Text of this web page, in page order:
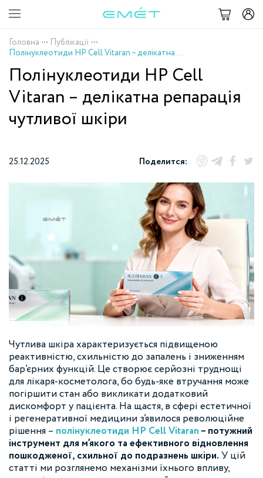
Головна ••• Публікації •••
Полінуклеотиди HP Cell Vitaran – делікатна репарація чутливої шкіри
Полінуклеотиди HP Cell
Vitaran – делікатна репарація
чутливої шкіри
25.12.2025 Поделится:
Чутлива шкіра характеризується підвищеною
реактивністю, схильністю до запалень і зниженням
бар’єрних функцій. Це створює серйозні труднощі
для лікаря-косметолога, бо будь-яке втручання може
погіршити стан або викликати додатковий
дискомфорт у пацієнта. На щастя, в сфері естетичної
і регенеративної медицини з’явилося революційне
рішення – полінуклеотиди HP Cell Vitaran – потужний
інструмент для м’якого та ефективного відновлення
пошкодженої, схильної до подразнень шкіри. У цій
статті ми розглянемо механізми їхнього впливу,